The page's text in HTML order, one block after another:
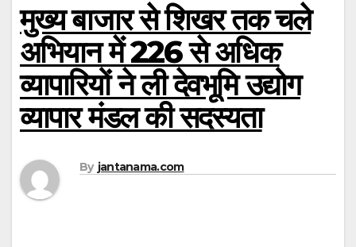
मुख्य बाजार से शिखर तक चले
अभियान में 226 से अधिक
व्यापारियों ने ली देवभूमि उद्योग
व्यापार मंडल की सदस्यता
By jantanama.com